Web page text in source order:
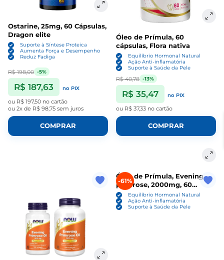
Ostarine, 25mg, 60 Cápsulas,
Dragon elite
Suporte à Síntese Proteica
Aumenta Força e Desempenho
Reduz Fadiga
R$ 198,00 -5%
R$ 187,63 no PIX
ou R$ 197,50 no cartão
ou 2x de R$ 98,75 sem juros
COMPRAR
Óleo de Prímula, 60
cápsulas, Flora nativa
Equilíbrio Hormonal Natural
Ação Anti-inflamatória
Suporte à Saúde da Pele
R$ 40,78 -13%
R$ 35,47 no PIX
ou R$ 37,33 no cartão
COMPRAR
-61%
Óleo de Prímula, Evening
primrose, 2000mg, 60
Cápsulas, Nature's Truth
Equilíbrio Hormonal Natural
Ação Anti-inflamatória
Suporte à Saúde da Pele